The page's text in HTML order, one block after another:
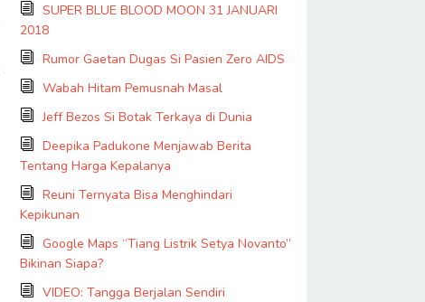
SUPER BLUE BLOOD MOON 31 JANUARI
2018
Rumor Gaetan Dugas Si Pasien Zero AIDS
Wabah Hitam Pemusnah Masal
Jeff Bezos Si Botak Terkaya di Dunia
Deepika Padukone Menjawab Berita
Tentang Harga Kepalanya
Reuni Ternyata Bisa Menghindari
Kepikunan
Google Maps “Tiang Listrik Setya Novanto”
Bikinan Siapa?
VIDEO: Tangga Berjalan Sendiri